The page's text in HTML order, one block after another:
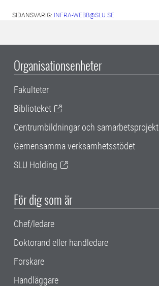
SIDANSVARIG: INFRA-WEBB@SLU.SE
Organisationsenheter
Fakulteter
Biblioteket
Centrumbildningar och samarbetsprojekt
Gemensamma verksamhetsstödet
SLU Holding
För dig som är
Chef/ledare
Doktorand eller handledare
Forskare
Handläggare